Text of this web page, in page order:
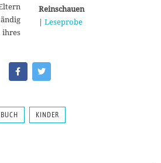
ihres
Reinschauen
| Leseprobe
BUCH KINDER